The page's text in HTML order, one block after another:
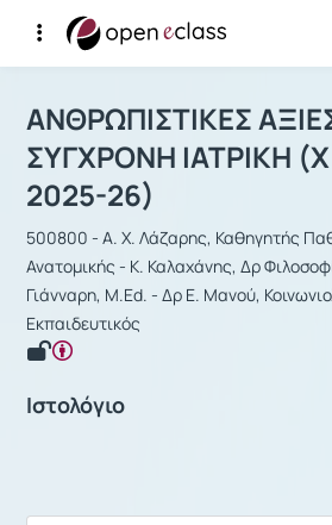
Μάθημα :
ΑΝΘΡΩΠΙΣΤΙΚΕΣ
ΣΥΓΧΡΟΝΗ ΙΑΤΡΙΚΗ (Χ
2025-26)
500800 - Α. Χ. Λάζαρης, Καθηγητής
Ανατομικής - Κ. Καλαχάνης, Δρ
Γιάνναρη, M.Ed. - Δρ Ε. Μανού,
Εκπαιδευτικός
Ιστολόγιο